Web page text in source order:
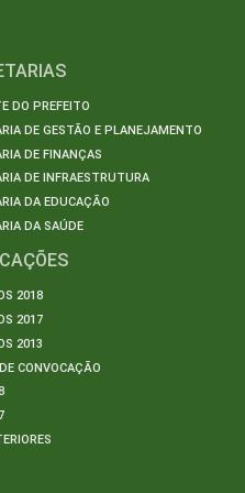
DO PREFEITO
DE GESTÃO E PLANEJAMENTO
DE FINANÇAS
DE INFRAESTRUTURA
DA EDUCAÇÃO
DA SAÚDE
2018
2017
2013
CONVOCAÇÃO